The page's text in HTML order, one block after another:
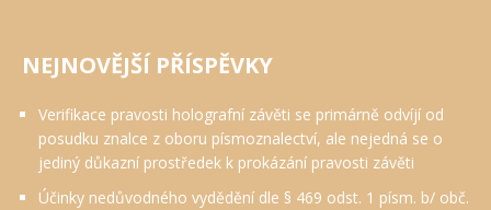
NEJNOVĚJŠÍ PŘÍSPĚVKY
Verifikace pravosti holografní závěti se primárně odvíjí od
posudku znalce z oboru písmoznalectví, ale nejedná se o
jediný důkazní prostředek k prokázání pravosti závěti
Účinky nedůvodného vydědění dle § 469 odst. 1 písm. b/ obč.